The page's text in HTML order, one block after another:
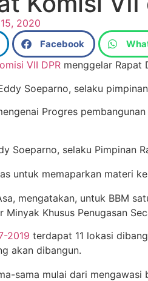
2020
Facebook
VII DPR menggelar Rapat
Soeparno, selaku
Progres
Soeparno, selaku Pimpinan
untuk memaparkan materi
mengatakan, untuk BBM
Minyak Khusus Penugasan
2019 terdapat 11 lokasi
akan dibangun.
sama mulai dari